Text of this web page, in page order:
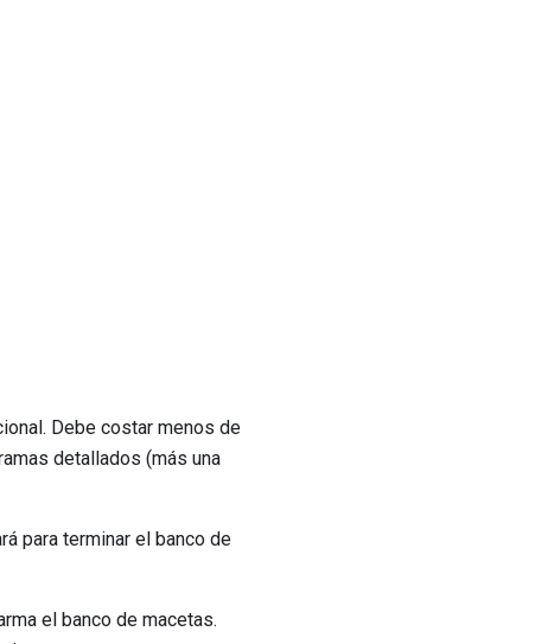
Debe costar menos de
detallados (más una
para terminar el banco de
el banco de macetas.